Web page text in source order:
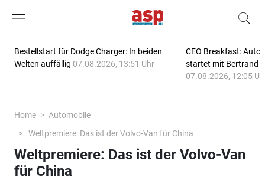
Bestellstart für Dodge Charger: In beiden
Welten auffällig 07.08.2026, 13:51 Uhr
CEO Breakfast:
startet mit Bertrand
07.08.2026, 12:05
Home
Automobile
Weltpremiere: Das ist der Volvo-Van für China
Weltpremiere: Das ist der Volvo-Van
für China